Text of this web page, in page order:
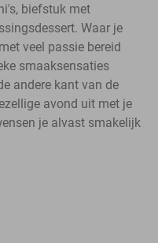
biefstuk met
Waar je
veel passie bereid
smaaksensaties
andere kant van de
avond uit met je
je alvast smakelijk